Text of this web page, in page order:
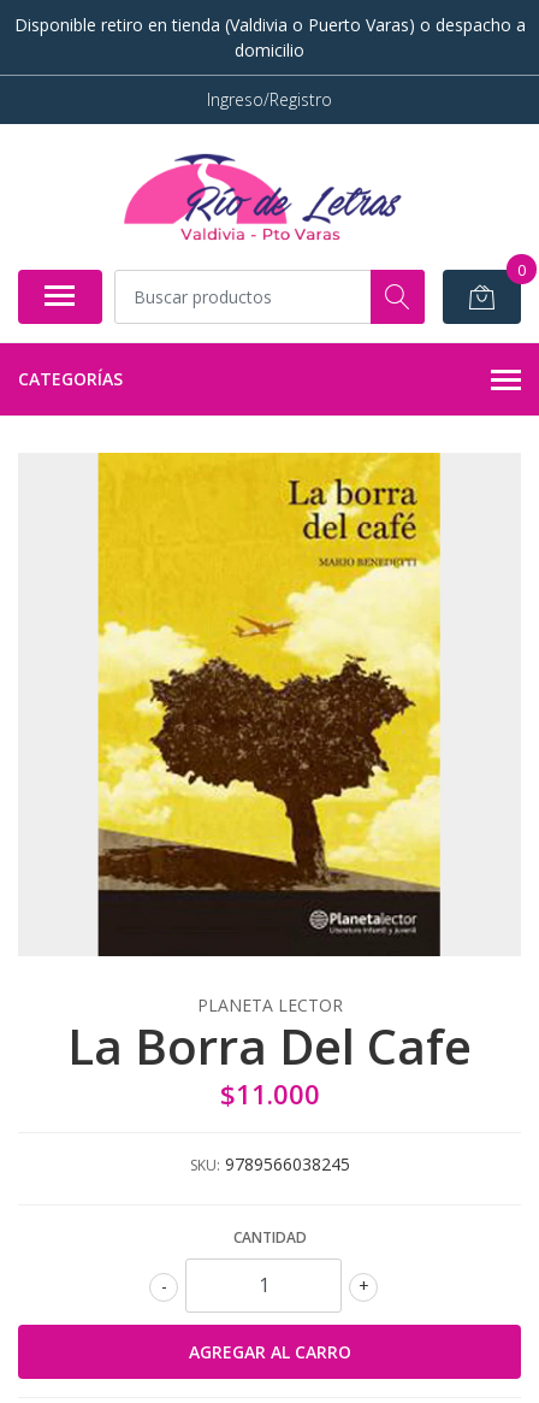
Disponible retiro en tienda (Valdivia o Puerto Varas) o despacho a
domicilio
Ingreso/Registro
0
CATEGORÍAS
PLANETA LECTOR
La Borra Del Cafe
$11.000
SKU: 9789566038245
CANTIDAD
+
-